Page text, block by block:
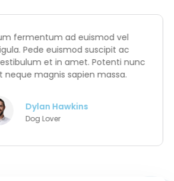
ipsum fermentum ad euismod vel
ligula. Pede euismod suscipit ac
nisi vestibulum et in amet. Potenti
neque magnis sapien massa.
Daisy Mitchell